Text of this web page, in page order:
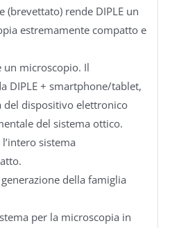
(brevettato) rende DIPLE un
estremamente compatto e
un microscopio. Il
DIPLE + smartphone/tablet,
del dispositivo elettronico
del sistema ottico.
sistema
generazione della famiglia
per la microscopia in